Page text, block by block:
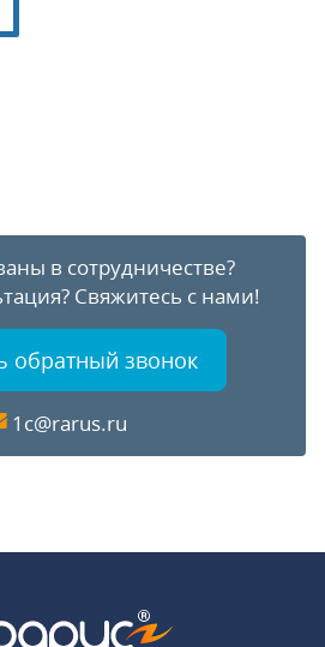
в сотрудничестве?
Свяжитесь с нами!
обратный звонок
1c@rarus.ru